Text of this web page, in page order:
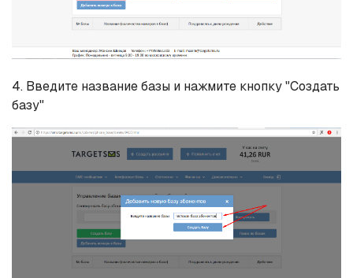
4. Введите название базы и нажмите кнопку "Создать
базу"